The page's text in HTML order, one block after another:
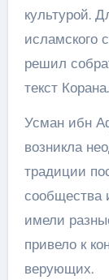
культурой.
исламского
решил
текст Корана.
Усман ибн
возникла
традиции
сообщества
имели
привело к
верующих.